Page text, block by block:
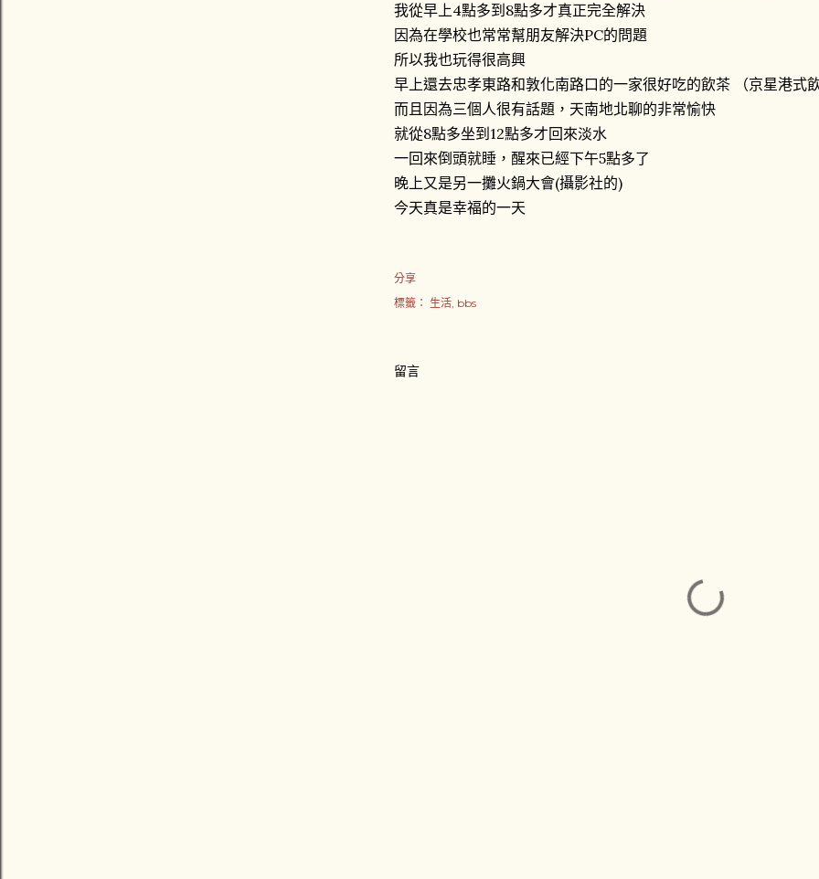
我從早上4點多到8點多才真正完全解決
因為在學校也常常幫朋友解決PC的問題
所以我也玩得很高興
早上還去忠孝東路和敦化南路口的一家很好吃的飲茶 （京星港式
而且因為三個人很有話題，天南地北聊的非常愉快
就從8點多坐到12點多才回來淡水
一回來倒頭就睡，醒來已經下午5點多了
晚上又是另一攤火鍋大會(攝影社的)
今天真是幸福的一天
分享
標籤： 生活 bbs
留言